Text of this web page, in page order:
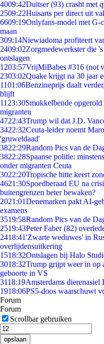
4009:42Duitser (93) crasht met
2509:22Huisarts per direct uit
6609:19Onlyfans-model met G-
maan
309:14Niewiadoma profiteert
2409:02Zorgmedewerkster die
ontslagen
1203:57VrijMiBabes #316 (not
2303:02Quake krijgt na 30 jaar
1101:06Benzineprijs daalt
blijft
11 23:30Smokkelbende
migranten
4722:43Trump wil dat J.D.
3422:32Ceuta-leider noemt
'gruweldaad'
3822:29Random Pics van de
3822:28Spaanse politie:
onder migranten Ceuta
3022:20Tropische hitte keert
4621:30Spoedberaad EU na
buitengrenzen beter bewaken?
2021:01Denemarken pakt AI-
examens
3519:58Random Pics van de
2519:43Peter Faber (82)
2418:41'Zwarte weduwes' in
overlijdensuitkering
1518:32Ontslagen bij Halo
3018:32Trump grijpt weer in op
geboorte in VS
3118:19Amsterdams
1918:06PS5-doos waarschuwt
Forum
Forum
Scrollbar gebruiken
opslaan